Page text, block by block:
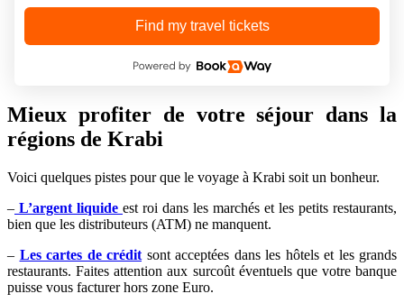
Find my travel tickets
Mieux profiter de votre séjour dans la
régions de Krabi
Voici quelques pistes pour que le voyage à Krabi soit un bonheur.
– L’argent liquide est roi dans les marchés et les petits restaurants,
bien que les distributeurs (ATM) ne manquent.
– Les cartes de crédit sont acceptées dans les hôtels et les grands
restaurants. Faites attention aux surcoût éventuels que votre banque
puisse vous facturer hors zone Euro.